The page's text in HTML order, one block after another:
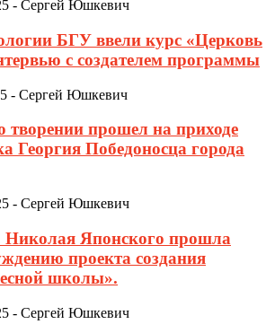
- Сергей Юшкевич
БГУ ввели курс «Церковь
с создателем программы
- Сергей Юшкевич
творении прошел на приходе
Георгия Победоносца города
- Сергей Юшкевич
Николая Японского прошла
проекта создания
школы».
- Сергей Юшкевич